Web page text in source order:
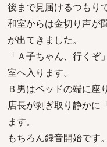
後まで見届けるつもり
和室からは金切り声が
が出てきました。
「Ａ子ちゃん、行く
室へ入ります。
Ｂ男はベッドの端に座
店長が剥ぎ取り静かに
ます。
もちろん録音開始です。